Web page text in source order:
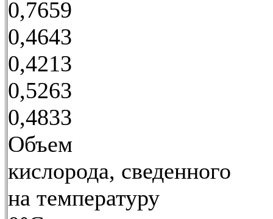
0,7659
0,4643
0,4213
0,5263
0,4833
Объем
кислорода, сведенного
на температуру